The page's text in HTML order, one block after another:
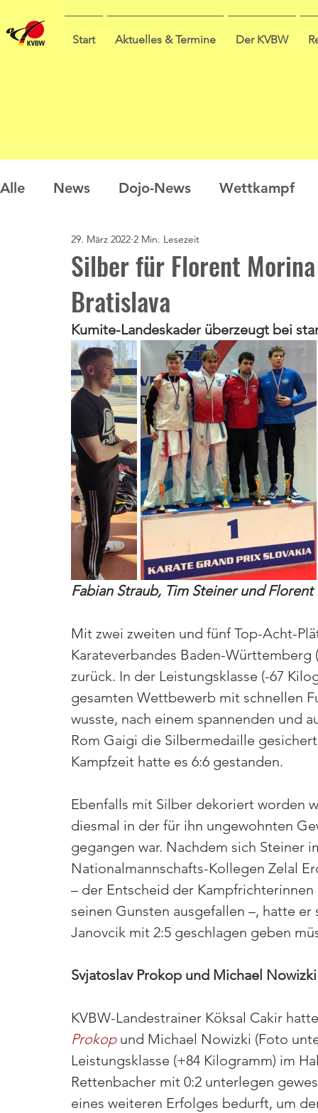
Start Aktuelles & Termine Der KVBW
Alle News Dojo-News Wettkampf
Nachwuchs Prüfungen
Sommercamp Umfrage
Silber für Florent
Bratislava
29. März 2022 2 Min. Lesezeit
Kumite-Landeskader überzeugt bei
Fabian Straub, Tim Steiner und
Mit zwei zweiten und fünf Top-Acht-
Karateverbandes Baden-
zurück. In der Leistungsklasse (-67
gesamten Wettbewerb mit schnellen
wusste, nach einem spannenden und
Rom Gaigi die Silbermedaille
Kampfzeit hatte es 6:6 gestanden.
Ebenfalls mit Silber dekoriert worden
diesmal in der für ihn ungewohnten
gegangen war. Nachdem sich Steiner
Nationalmannschafts-Kollegen Zelal
– der Entscheid der
seinen Gunsten ausgefallen –, hatte
Janovcik mit 2:5 geschlagen geben
Svjatoslav Prokop und Michael
KVBW-Landestrainer Köksal Cakir
Prokop und Michael Nowizki (Foto
Leistungsklasse (+84 Kilogramm) im
Rettenbacher mit 0:2 unterlegen
eines weiteren Erfolges bedurft, um